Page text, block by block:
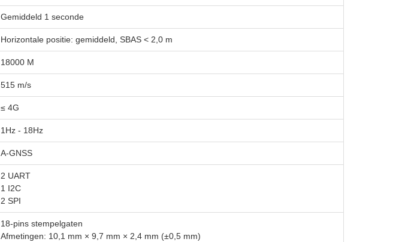
Gemiddeld 1 seconde
Horizontale positie: gemiddeld, SBAS < 2,0 m
18000 M
515 m/s
≤ 4G
1Hz - 18Hz
A-GNSS
2 UART
1 I2C
2 SPI
18-pins stempelgaten
Afmetingen: 10,1 mm × 9,7 mm × 2,4 mm (±0,5 mm)